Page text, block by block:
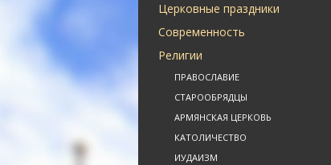
Церковные праздники
Современность
Религии
ПРАВОСЛАВИЕ
СТАРООБРЯДЦЫ
АРМЯНСКАЯ ЦЕРКОВЬ
КАТОЛИЧЕСТВО
ИУДАИЗМ